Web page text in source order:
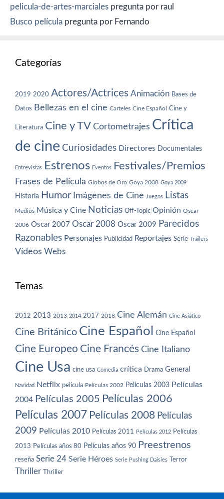
pelicula-de-artes-marciales pregunta por raul
Busco película pregunta por Fernando
Categorías
2019 2020 Actores/Actrices Animación Bases de
Datos Bellezas en el cine Carteles Cine Español Cine y
Literatura Cine y TV Cortometrajes Crítica
de cine Curiosidades Directores Documentales
Entrevistas Estrenos Eventos Festivales/Premios
Frases de Película Globos de Oro Goya 2008 Goya 2009
Historia Humor Imágenes de Cine Juegos Listas
Medios Música y Cine Noticias Off-Topic Opinión Oscar
2006 Oscar 2007 Oscar 2008 Oscar 2009 Parecidos
Razonables Personajes Publicidad Reportajes Serie Trailers
Vídeos Webs
Temas
2012 2013 2013 2014 2017 2018 Cine Alemán Cine Asiático
Cine Británico Cine Español Cine Español
Cine Europeo Cine Francés Cine Italiano
Cine Usa cine usa Comedia crítica Drama General
Navidad Netflix película Películas 2002 Películas 2003 Películas
2004 Películas 2005 Películas 2006
Películas 2007 Películas 2008 Películas
2009 Películas 2010 Películas 2011 Películas 2012 Películas
2013 Películas años 80 Películas años 90 Preestrenos
reseña Serie 24 Serie Héroes Serie Pushing Daisies Terror
Thriller Thriller